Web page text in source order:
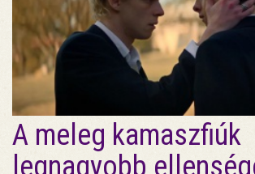
A meleg kamaszfiúk
legnagyobb